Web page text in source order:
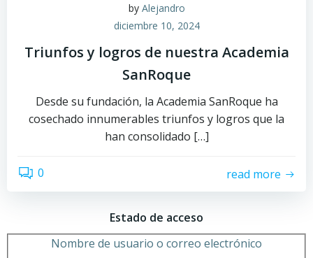
by Alejandro
diciembre 10, 2024
Triunfos y logros de nuestra Academia
SanRoque
Desde su fundación, la Academia SanRoque ha
cosechado innumerables triunfos y logros que la
han consolidado […]
0 read more
Estado de acceso
Nombre de usuario o correo electrónico